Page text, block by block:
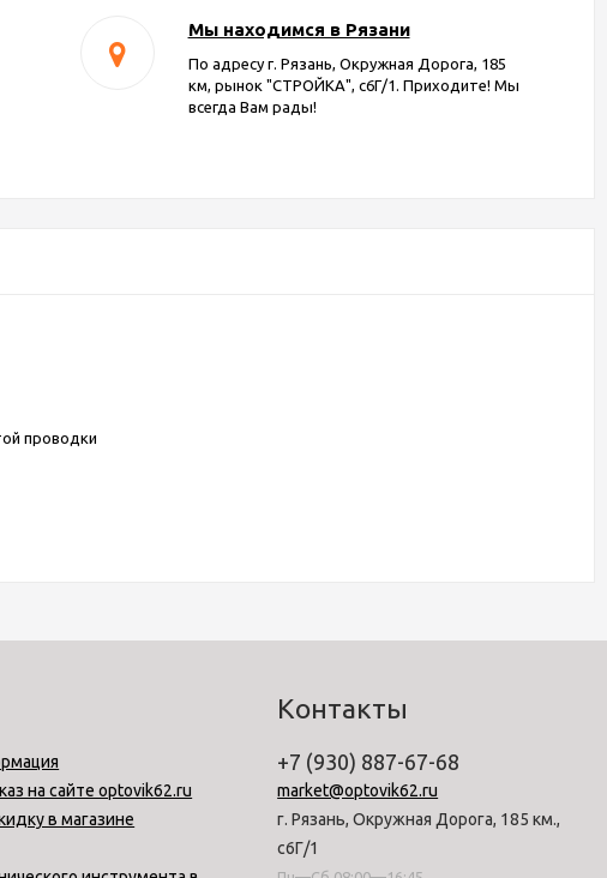
Мы находимся в Рязани
По адресу г. Рязань, Окружная Дорога, 185
км, рынок "СТРОЙКА", с6Г/1. Приходите! Мы
всегда Вам рады!
проводки
на сайте optovik62.ru
в магазине
Контакты
+7 (930) 887-67-68
market@optovik62.ru
г. Рязань, Окружная Дорога, 185 км.,
с6Г/1